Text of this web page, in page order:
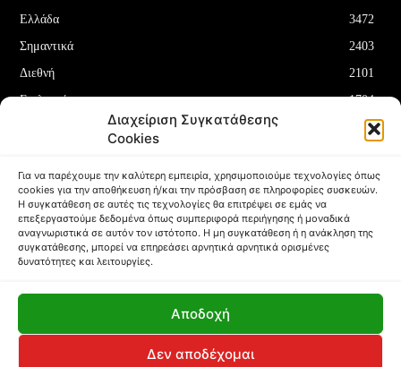
Διαχείριση Συγκατάθεσης
Cookies
Για να παρέχουμε την καλύτερη εμπειρία, χρησιμοποιούμε τεχνολογίες όπως
cookies για την αποθήκευση ή/και την πρόσβαση σε πληροφορίες συσκευών.
Η συγκατάθεση σε αυτές τις τεχνολογίες θα επιτρέψει σε εμάς να
επεξεργαστούμε δεδομένα όπως συμπεριφορά περιήγησης ή μοναδικά
αναγνωριστικά σε αυτόν τον ιστότοπο. Η μη συγκατάθεση ή η ανάκληση της
συγκατάθεσης, μπορεί να επηρεάσει αρνητικά αρνητικά ορισμένες
δυνατότητες και λειτουργίες.
Αποδοχή
Δεν αποδέχομαι
Ελλάδα
3472
Σημαντικά
2403
Διεθνή
2101
Επιλεγμένα
1704
1180
ΌΡΟΙ ΚΑΙ ΠΡΟΫΠΟΘΈΣΕΙΣ
ΠΟΛΙΤΙΚΉ COOKIES (ΕΕ)
Copyright © Papafotis.gr 2024